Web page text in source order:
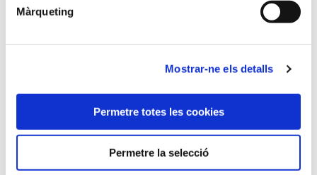
Màrqueting
Mostrar-ne els detalls
Permetre totes les cookies
Permetre la selecció
famílies, La Costa Beach & Golf Resort en Pals ofereix
menús infantils equilibrats i variats, bufets temàtics,
vespres podreu degustar els plats més saborosos
us ho perdeu!